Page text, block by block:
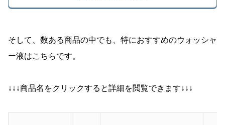
そして、数ある商品の中でも、特におすすめのウォッシャ
ー液はこちらです。
↓↓↓商品名をクリックすると詳細を閲覧できます↓↓↓